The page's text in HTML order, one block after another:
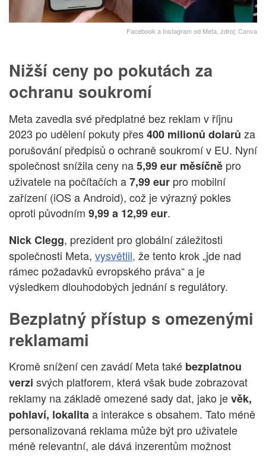
Facebook a Instagram od Meta, zdroj: Canva
Nižší ceny po pokutách za
ochranu soukromí
Meta zavedla své předplatné bez reklam v říjnu
2023 po udělení pokuty přes400 milionů dolarů za
porušování předpisů o ochraně soukromí v EU. Nyní
společnost snížila ceny na5,99 eur měsíčně pro
uživatele na počítačích a7,99 eur pro mobilní
zařízení (iOS a Android), což je výrazný pokles
oproti původním 9,99 a 12,99 eur.
Nick Clegg, prezident pro globální záležitosti
společnosti Meta, vysvětlil, že tento krok „jde nad
rámec požadavků evropského práva“ a je
výsledkem dlouhodobých jednání s regulátory.
Bezplatný přístup s omezenými
reklamami
Kromě snížení cen zavádí Meta také bezplatnou
verzi svých platforem, která však bude zobrazovat
reklamy na základě omezené sady dat, jako jevěk,
pohlaví, lokalitaa interakce s obsahem. Tato méně
personalizovaná reklama může být pro uživatele
méně relevantní, ale dává inzerentům možnost